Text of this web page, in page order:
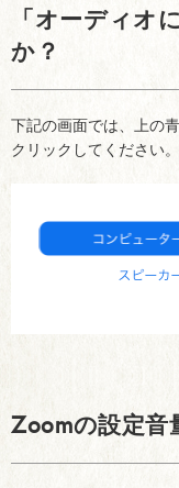
「オーディオ
か？
下記の画面では、上の
クリックしてください。
Zoomの設定音